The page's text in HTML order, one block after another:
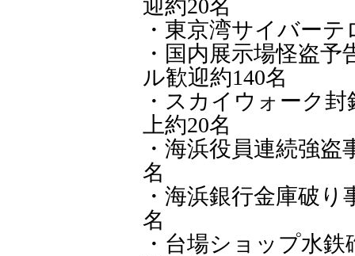
迎約20名
・東京湾サイバー
・国内展示場怪盗
ル歓迎約140名
・スカイウォーク
上約20名
・海浜役員連続強盗
名
・海浜銀行金庫破り
名
・台場ショップ水